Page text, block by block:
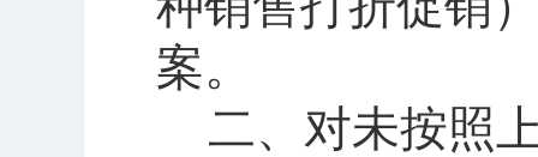
案。
二、对未按照